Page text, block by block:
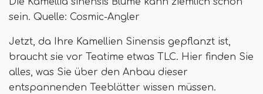
sein. Quelle: Cosmic-Angler
Jetzt, da Ihre Kamellien Sinensis gepflanzt ist,
braucht sie vor Teatime etwas TLC. Hier finden Sie
alles, was Sie über den Anbau dieser
entspannenden Teeblätter wissen müssen.